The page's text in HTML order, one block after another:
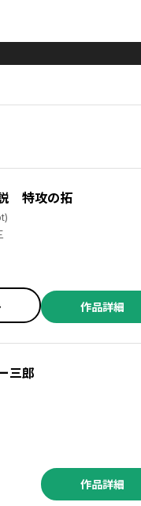
特攻の拓
作品詳細
三郎
作品詳細